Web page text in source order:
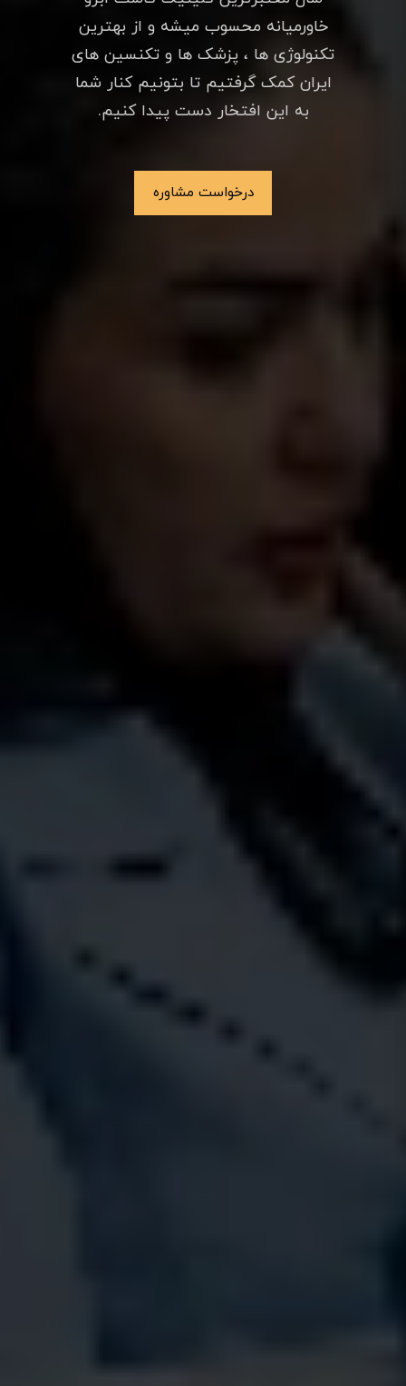
خاورمیانه محسوب میشه و از بهترین
تکنولوژی ها ، پزشک ها و تکنسین های
ایران کمک گرفتیم تا بتونیم کنار شما
به این افتخار دست پیدا کنیم.
درخواست مشاوره